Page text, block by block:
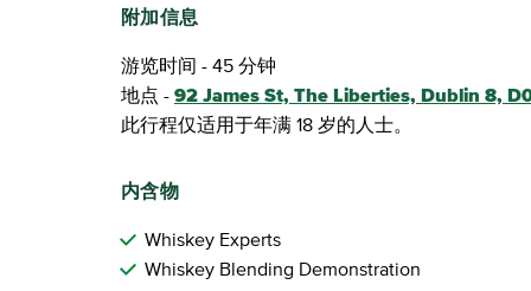
附加信息
游览时间 - 45 分钟
地点 - 92 James St, The Liberties, Dublin 8,
此行程仅适用于年满 18 岁的人士。
内含物
Whiskey Experts
Whiskey Blending Demonstration